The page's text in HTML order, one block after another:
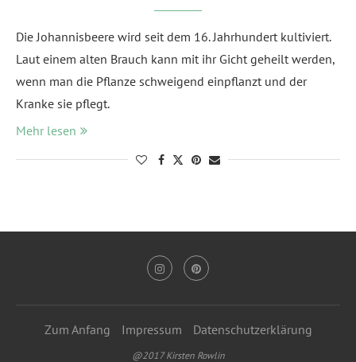
Die Johannisbeere wird seit dem 16. Jahrhundert kultiviert.
Laut einem alten Brauch kann mit ihr Gicht geheilt werden,
wenn man die Pflanze schweigend einpflanzt und der
Kranke sie pflegt.
Mehr lesen
Zum Anfang Impressum Datenschutzerklärung
@2017 Kirsten Rowlin